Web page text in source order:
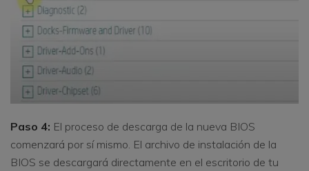
Paso 4: El proceso de descarga de la nueva BIOS
comenzará por sí mismo. El archivo de instalación de la
BIOS se descargará directamente en el escritorio de tu